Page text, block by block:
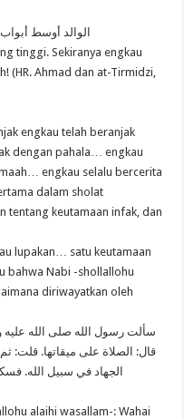
الوالد أوسط
tinggi. Sekiranya engkau
(HR. Ahmad dan at-Tirmidzi,
engkau telah beranjak
dengan pahala… engkau
engkau selalu bercerita
dalam sholat
tentang keutamaan infak, dan
lupakan… satu keutamaan
bahwa Nabi -shollallohu
diriwayatkan oleh
سألت رسول الله صلى الله
قال: الصلاة على ميقاتها. قلت:
الجهاد في سبيل الله.
alaihi wasallam-: Wahai